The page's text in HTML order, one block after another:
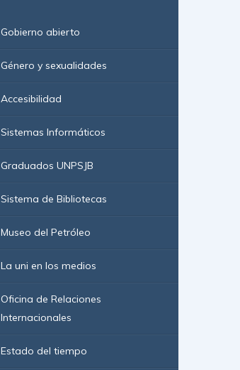
Gobierno abierto
Género y sexualidades
Accesibilidad
Sistemas Informáticos
Graduados UNPSJB
Sistema de Bibliotecas
Museo del Petróleo
La uni en los medios
Oficina de Relaciones
Internacionales
Estado del tiempo